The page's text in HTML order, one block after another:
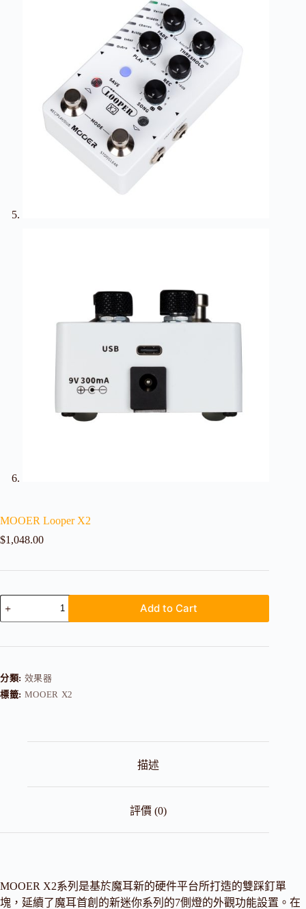
MOOER Looper X2
$1,048.00
Add to Cart
分類: 效果器
標籤: MOOER X2
描述
評價 (0)
MOOER X2系列是基於魔耳新的硬件平台所打造的雙踩釘單
塊，延續了魔耳首創的新迷你系列的7側燈的外觀功能設置。在